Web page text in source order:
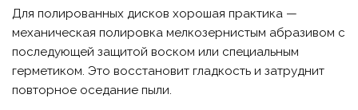
Для полированных дисков хорошая практика —
механическая полировка мелкозернистым абразивом с
последующей защитой воском или специальным
герметиком. Это восстановит гладкость и затруднит
повторное оседание пыли.